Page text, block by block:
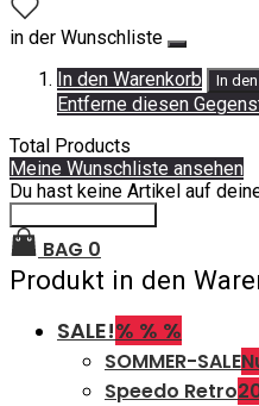
in der Wunschliste
In den Warenkorb
In
Entferne diesen
Total Products
Meine Wunschliste ansehen
Du hast keine Artikel auf
BAG 0
Produkt in den
SALE!% % %
SOMMER-SALE
Speedo Retro